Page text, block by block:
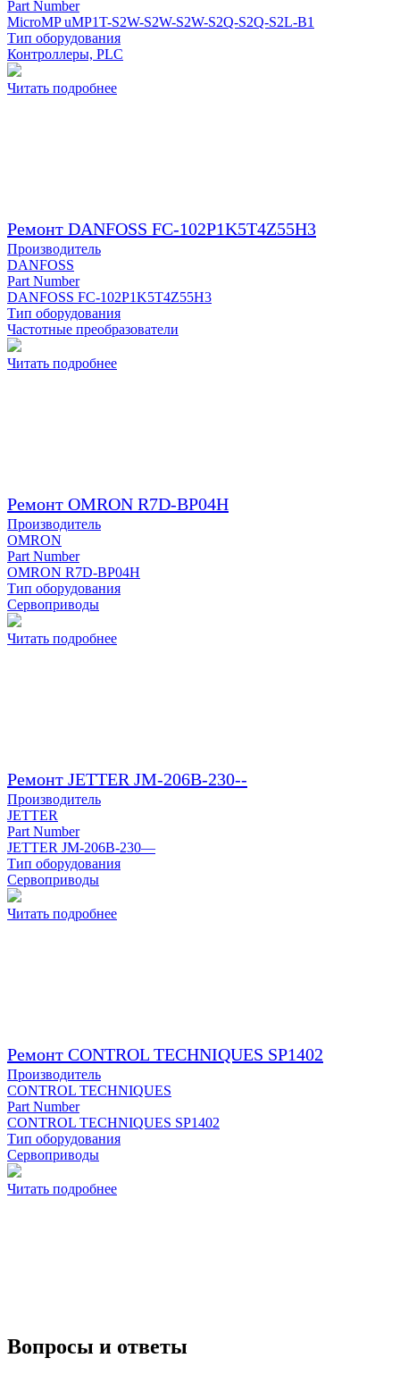
Part Number
MicroMP uMP1T-S2W-S2W-S2W-S2Q-S2Q-S2L-B1
Тип оборудования
Контроллеры, PLC
Читать подробнее
Ремонт DANFOSS FC-102P1K5T4Z55H3
Производитель
DANFOSS
Part Number
DANFOSS FC-102P1K5T4Z55H3
Тип оборудования
Частотные преобразователи
Читать подробнее
Ремонт OMRON R7D-BP04H
Производитель
OMRON
Part Number
OMRON R7D-BP04H
Тип оборудования
Сервоприводы
Читать подробнее
Ремонт JETTER JM-206B-230--
Производитель
JETTER
Part Number
JETTER JM-206B-230—
Тип оборудования
Сервоприводы
Читать подробнее
Ремонт CONTROL TECHNIQUES SP1402
Производитель
CONTROL TECHNIQUES
Part Number
CONTROL TECHNIQUES SP1402
Тип оборудования
Сервоприводы
Читать подробнее
Вопросы и ответы